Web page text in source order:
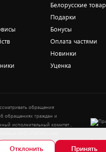
Белорусские
Подарки
Бонусы
Оплата частями
Новинки
Уценка
обращения
обращениях граждан и
исполнительный комитет ,
нарушении их прав): Тел.:
Отклонить Принять